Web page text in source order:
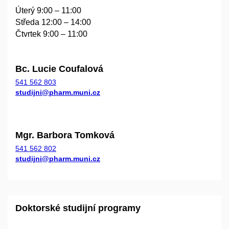
Úterý 9:00 – 11:00
Středa 12:00 – 14:00
Čtvrtek 9:00 – 11:00
Bc. Lucie Coufalová
541 562 803
studijni@pharm.muni.cz
Mgr. Barbora Tomková
541 562 802
studijni@pharm.muni.cz
Doktorské studijní programy